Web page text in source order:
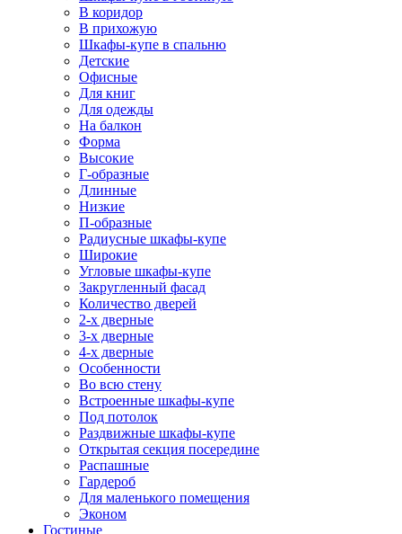
В коридор
В прихожую
Шкафы-купе в спальню
Детские
Офисные
Для книг
Для одежды
На балкон
Форма
Высокие
Г-образные
Длинные
Низкие
П-образные
Радиусные шкафы-купе
Широкие
Угловые шкафы-купе
Закругленный фасад
Количество дверей
2-х дверные
3-х дверные
4-х дверные
Особенности
Во всю стену
Встроенные шкафы-купе
Под потолок
Раздвижные шкафы-купе
Открытая секция посередине
Распашные
Гардероб
Для маленького помещения
Эконом
Гостиные